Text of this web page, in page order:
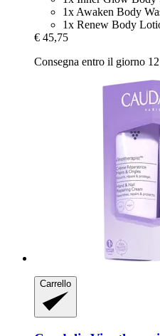
1x Awaken Body
1x Renew Body
€ 45,75
Consegna entro il giorno
Carrello